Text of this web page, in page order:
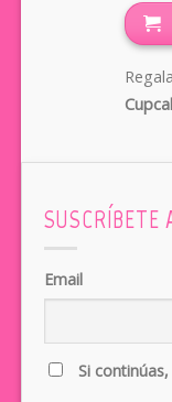
SUSCRÍBETE
Email
Si